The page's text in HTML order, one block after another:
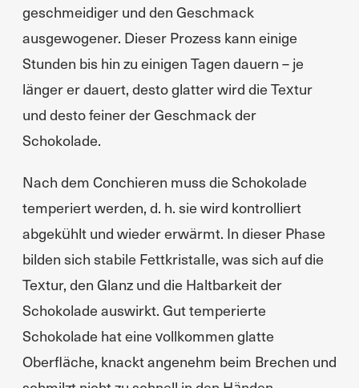
geschmeidiger und den Geschmack
ausgewogener. Dieser Prozess kann einige
Stunden bis hin zu einigen Tagen dauern – je
länger er dauert, desto glatter wird die Textur
und desto feiner der Geschmack der
Schokolade.
Nach dem Conchieren muss die Schokolade
temperiert werden, d. h. sie wird kontrolliert
abgekühlt und wieder erwärmt. In dieser Phase
bilden sich stabile Fettkristalle, was sich auf die
Textur, den Glanz und die Haltbarkeit der
Schokolade auswirkt. Gut temperierte
Schokolade hat eine vollkommen glatte
Oberfläche, knackt angenehm beim Brechen und